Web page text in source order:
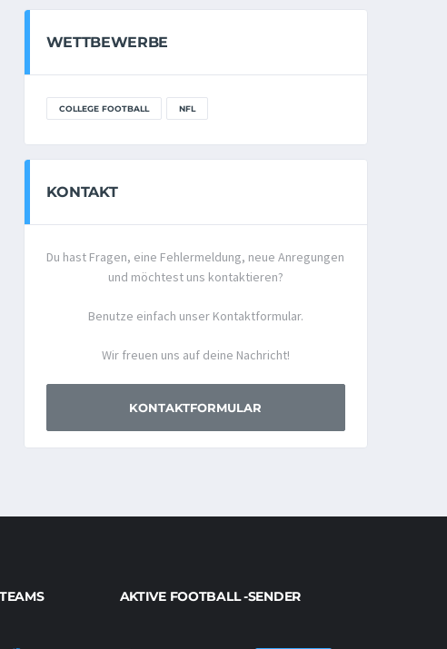
WETTBEWERBE
COLLEGE FOOTBALL NFL
KONTAKT
Du hast Fragen, eine Fehlermeldung, neue Anregungen
und möchtest uns kontaktieren?
Benutze einfach unser Kontaktformular.
Wir freuen uns auf deine Nachricht!
KONTAKTFORMULAR
AKTIVE FOOTBALL -SENDER